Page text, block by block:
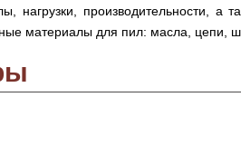
нагрузки, производительности, а
материалы для пил: масла, цепи,